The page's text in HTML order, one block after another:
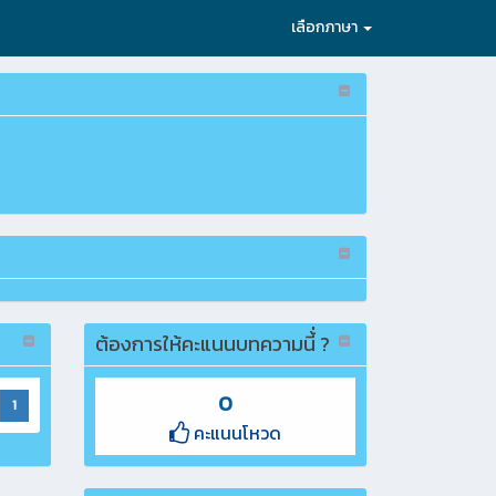
เลือกภาษา
1
ต้องการให้คะแนนบทความนี้่ ?
0
คะแนนโหวด